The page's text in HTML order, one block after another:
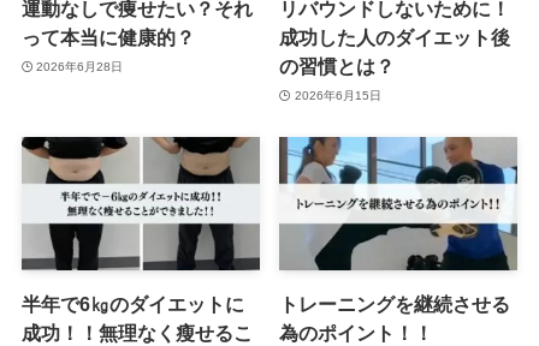
運動なしで痩せたい？それ
って本当に健康的？
2026年6月28日
リバウンドしないために！
成功した人のダイエット後
の習慣とは？
2026年6月15日
半年で6㎏のダイエットに
成功！！無理なく瘦せるこ
トレーニングを継続させる
為のポイント！！